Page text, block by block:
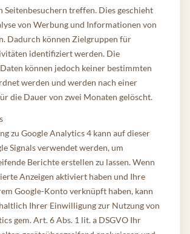
Seitenbesuchern treffen. Dies geschieht
von Werbung und Informationen von
Dadurch können Zielgruppen für
identifiziert werden. Die
können jedoch keiner bestimmten
werden und werden nach einer
die Dauer von zwei Monaten gelöscht.
zu Google Analytics 4 kann auf dieser
Signals verwendet werden, um
Berichte erstellen zu lassen. Wenn
Anzeigen aktiviert haben und Ihre
Google-Konto verknüpft haben, kann
Ihrer Einwilligung zur Nutzung von
gem. Art. 6 Abs. 1 lit. a DSGVO Ihr